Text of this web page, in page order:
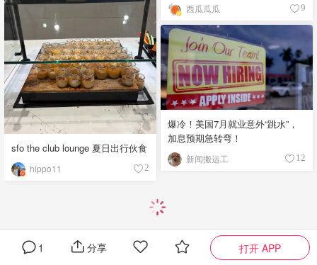
西瓜瓜瓜 9
sfo the club lounge 夏日出行伙食
hippo11 2
爆冷！美国7月就业意外“跳水”，
加息预期急转弯！
新闻搬运工 12
1 分享 打开 APP